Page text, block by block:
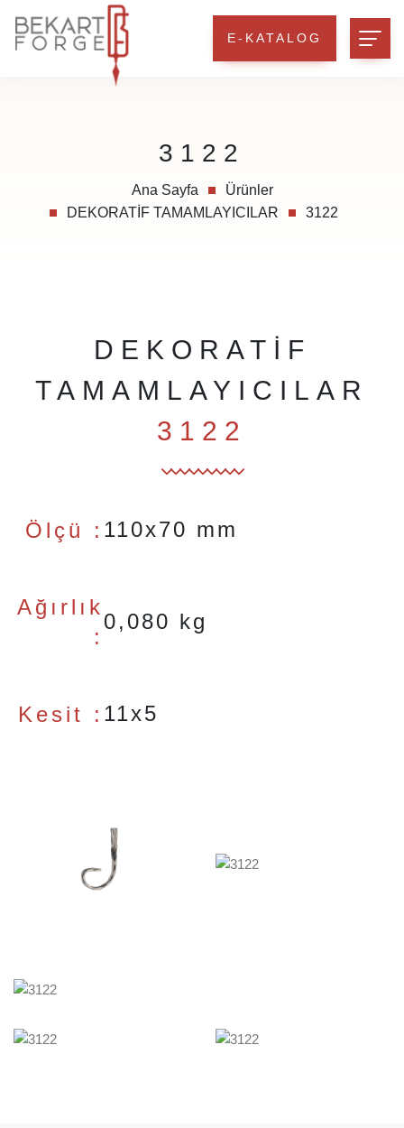
E-KATALOG
3122
Ana Sayfa
Ürünler
DEKORATİF TAMAMLAYICILAR
3122
DEKORATİF
TAMAMLAYICILAR
3122
Ölçü : 110x70 mm
Ağırlık
:
0,080 kg
Kesit : 11x5